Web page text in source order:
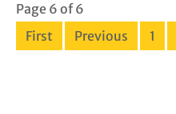
Page 6 of 6
First
Previous 1